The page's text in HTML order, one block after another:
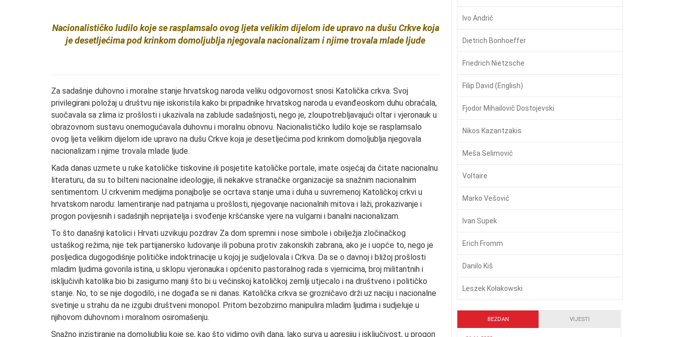
Nacionalističko ludilo koje se rasplamsalo ovog ljeta velikim dijelom ide upravo na dušu Crkve koja
je desetljećima pod krinkom domoljublja njegovala nacionalizam i njime trovala mlade ljude
Za sadašnje duhovno i moralne stanje hrvatskog naroda veliku odgovornost snosi Katolička crkva. Svoj
privilegirani položaj u društvu nije iskoristila kako bi pripadnike hrvatskog naroda u evanđeoskom duhu obraćala,
suočavala sa zlima iz prošlosti i ukazivala na zablude sadašnjosti, nego je, zloupotrebljavajući oltar i vjeronauk u
obrazovnom sustavu onemogućavala duhovnu i moralnu obnovu. Nacionalističko ludilo koje se rasplamsalo
ovog ljeta velikim dijelom ide upravo na dušu Crkve koja je desetljećima pod krinkom domoljublja njegovala
nacionalizam i njime trovala mlade ljude.
Kada danas uzmete u ruke katoličke tiskovine ili posjetite katoličke portale, imate osjećaj da čitate nacionalnu
literaturu, da su to bilteni nacionalne ideologije, ili nekakve stranačke organizacije sa snažnim nacionalnim
sentimentom. U crkvenim medijima ponajbolje se ocrtava stanje uma i duha u suvremenoj Katoličkoj crkvi u
hrvatskom narodu: lamentiranje nad patnjama u prošlosti, njegovanje nacionalnih mitova i laži, prokazivanje i
progon povijesnih i sadašnjih neprijatelja i svođenje kršćanske vjere na vulgarni i banalni nacionalizam.
To što današnji katolici i Hrvati uzvikuju pozdrav Za dom spremni i nose simbole i obilježja zločinačkog
ustaškog režima, nije tek partijanersko ludovanje ili pobuna protiv zakonskih zabrana, ako je i uopće to, nego je
posljedica dugogodišnje političke indoktrinacije u kojoj je sudjelovala i Crkva. Da se o davnoj i bližoj prošlosti
mladim ljudima govorila istina, u sklopu vjeronauka i općenito pastoralnog rada s vjernicima, broj militantnih i
isključivih katolika bio bi zasigurno manji što bi u većinskoj katoličkoj zemlji utjecalo i na društveno i političko
stanje. No, to se nije dogodilo, i ne događa se ni danas. Katolička crkva se grozničavo drži uz naciju i nacionalne
svetinje u strahu da ne izgubi društveni monopol. Pritom bezobzirno manipulira mladim ljudima i sudjeluje u
njihovom duhovnom i moralnom osiromašenju.
Snažno inzistiranje na domoljublju koje se, kao što vidimo ovih dana, lako surva u agresiju i isključivost, u progon
Ivo Andrić
Dietrich Bonhoeffer
Friedrich Nietzsche
Filip David (English)
Fjodor Mihailovič Dostojevski
Nikos Kazantzakis
Meša Selimović
Voltaire
Marko Vešović
Ivan Supek
Erich Fromm
Danilo Kiš
Leszek Kołakowski
BEZDAN VIJESTI